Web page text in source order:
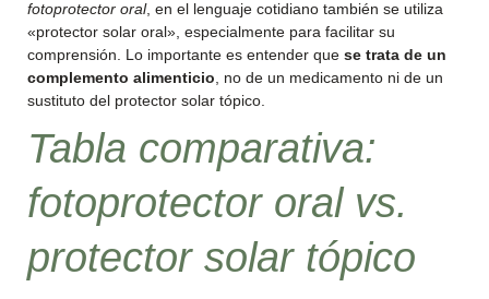
fotoprotector oral, en el lenguaje cotidiano también se utiliza
«protector solar oral», especialmente para facilitar su
comprensión. Lo importante es entender que se trata de un
complemento alimenticio , no de un medicamento ni de un
sustituto del protector solar tópico.
Tabla comparativa:
fotoprotector oral vs.
protector solar tópico